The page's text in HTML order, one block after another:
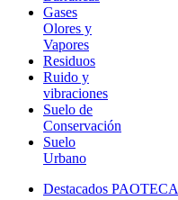
Gases
Olores y
Vapores
Residuos
Ruido y
vibraciones
Suelo de
Conservación
Suelo
Urbano
Destacados PAOTECA